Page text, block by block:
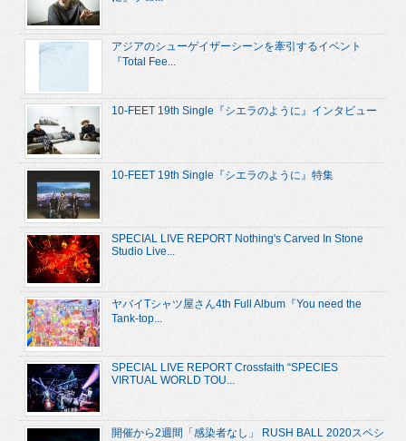
アジアのシューゲイザーシーンを牽引するイベント
『Total Fee...
10-FEET 19th Single『シエラのように』インタビュー
10-FEET 19th Single『シエラのように』特集
SPECIAL LIVE REPORT Nothing's Carved In Stone
Studio Live...
ヤバイTシャツ屋さん4th Full Album『You need the
Tank-top...
SPECIAL LIVE REPORT Crossfaith “SPECIES
VIRTUAL WORLD TOU...
開催から2週間「感染者なし」 RUSH BALL 2020スペシ